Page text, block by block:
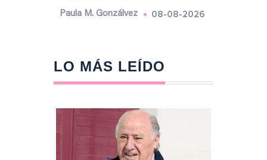
Paula M. Gonzálvez 08-08-2026
LO MÁS LEÍDO